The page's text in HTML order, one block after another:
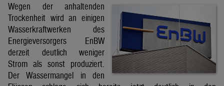
Wegen der anhaltenden
Trockenheit wird an einigen
Wasserkraftwerken des
Energieversorgers EnBW
derzeit deutlich weniger
Strom als sonst produziert.
Der Wassermangel in den